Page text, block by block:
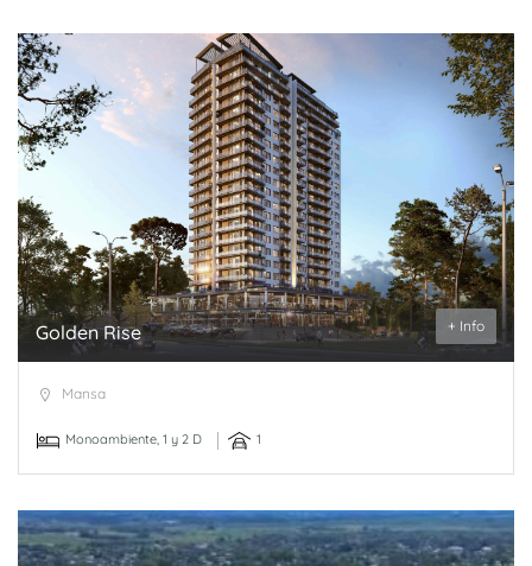
Golden Rise + Info
Mansa
Monoambiente, 1 y 2 D 1